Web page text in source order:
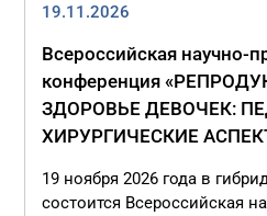
19.11.2026
Всероссийская научно-
конференция
ЗДОРОВЬЕ ДЕВОЧЕК:
ХИРУРГИЧЕСКИЕ
19 ноября 2026 года в
состоится Всероссийская